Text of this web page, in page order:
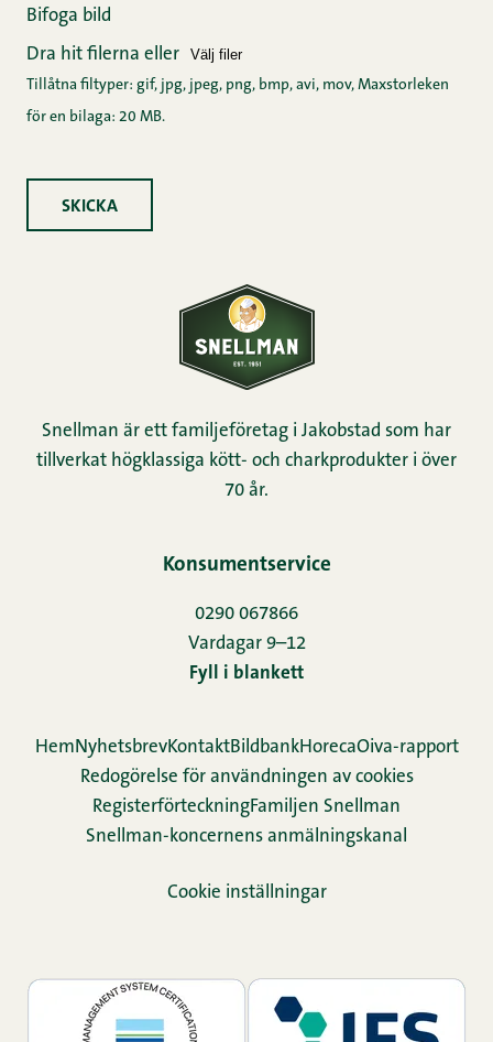
Bifoga bild
Dra hit filerna eller Välj filer
Tillåtna filtyper: gif, jpg, jpeg, png, bmp, avi, mov, Maxstorleken
för en bilaga: 20 MB.
SKICKA
Snellman är ett familjeföretag i Jakobstad som har
tillverkat högklassiga kött- och charkprodukter i över
70 år.
Konsumentservice
0290 067866
Vardagar 9–12
Fyll i blankett
HemNyhetsbrevKontaktBildbankHorecaOiva-rapport
Redogörelse för användningen av cookies
Re­gis­ter­för­teck­ningFamiljen Snellman
Snellman-koncernens anmälningskanal
Cookie inställningar